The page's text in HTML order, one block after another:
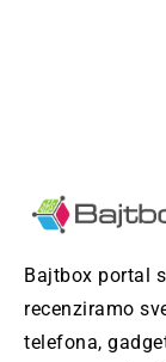
Bajtbox portal
recenziramo
telefona,